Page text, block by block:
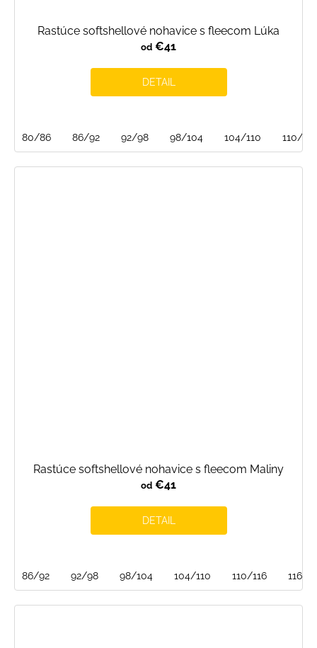
Rastúce softshellové nohavice s fleecom Lúka
od €41
DETAIL
80/86 86/92 92/98 98/104 104/110 110/116
Rastúce softshellové nohavice s fleecom Maliny
od €41
DETAIL
86/92 92/98 98/104 104/110 110/116 116/